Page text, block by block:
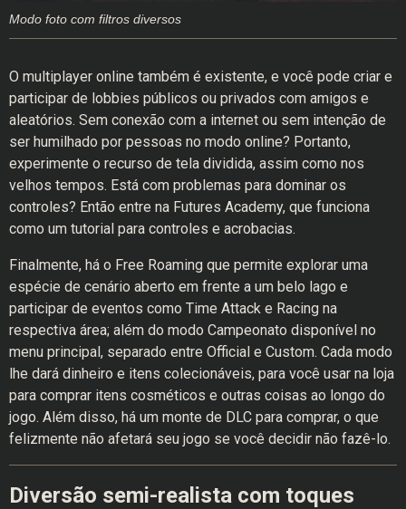
Modo foto com filtros diversos
O multiplayer online também é existente, e você pode criar e
participar de lobbies públicos ou privados com amigos e
aleatórios. Sem conexão com a internet ou sem intenção de
ser humilhado por pessoas no modo online? Portanto,
experimente o recurso de tela dividida, assim como nos
velhos tempos. Está com problemas para dominar os
controles? Então entre na Futures Academy, que funciona
como um tutorial para controles e acrobacias.
Finalmente, há o Free Roaming que permite explorar uma
espécie de cenário aberto em frente a um belo lago e
participar de eventos como Time Attack e Racing na
respectiva área; além do modo Campeonato disponível no
menu principal, separado entre Official e Custom. Cada modo
lhe dará dinheiro e itens colecionáveis, para você usar na loja
para comprar itens cosméticos e outras coisas ao longo do
jogo. Além disso, há um monte de DLC para comprar, o que
felizmente não afetará seu jogo se você decidir não fazê-lo.
Diversão semi-realista com toques